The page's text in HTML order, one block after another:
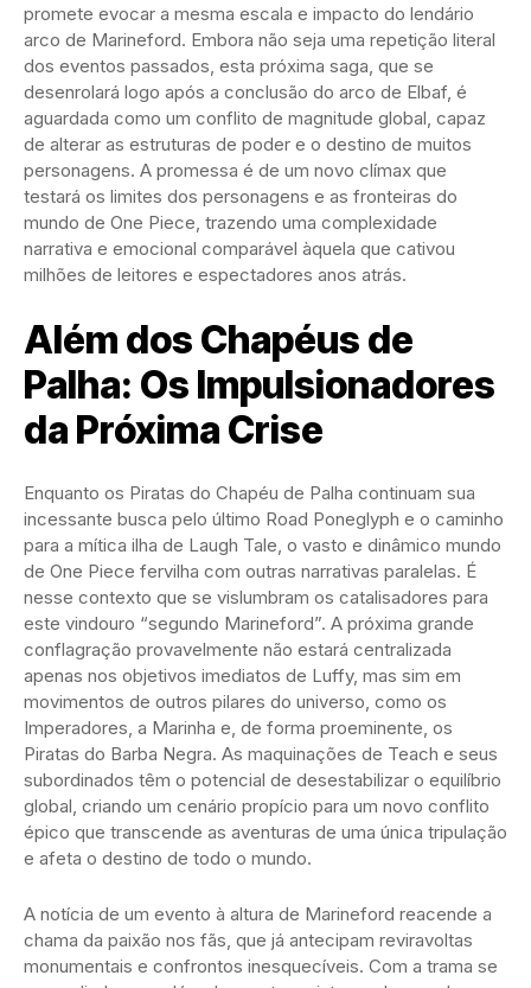
promete evocar a mesma escala e impacto do lendário
arco de Marineford. Embora não seja uma repetição literal
dos eventos passados, esta próxima saga, que se
desenrolará logo após a conclusão do arco de Elbaf, é
aguardada como um conflito de magnitude global, capaz
de alterar as estruturas de poder e o destino de muitos
personagens. A promessa é de um novo clímax que
testará os limites dos personagens e as fronteiras do
mundo de One Piece, trazendo uma complexidade
narrativa e emocional comparável àquela que cativou
milhões de leitores e espectadores anos atrás.
Além dos Chapéus de
Palha: Os Impulsionadores
da Próxima Crise
Enquanto os Piratas do Chapéu de Palha continuam sua
incessante busca pelo último Road Poneglyph e o caminho
para a mítica ilha de Laugh Tale, o vasto e dinâmico mundo
de One Piece fervilha com outras narrativas paralelas. É
nesse contexto que se vislumbram os catalisadores para
este vindouro “segundo Marineford”. A próxima grande
conflagração provavelmente não estará centralizada
apenas nos objetivos imediatos de Luffy, mas sim em
movimentos de outros pilares do universo, como os
Imperadores, a Marinha e, de forma proeminente, os
Piratas do Barba Negra. As maquinações de Teach e seus
subordinados têm o potencial de desestabilizar o equilíbrio
global, criando um cenário propício para um novo conflito
épico que transcende as aventuras de uma única tripulação
e afeta o destino de todo o mundo.
A notícia de um evento à altura de Marineford reacende a
chama da paixão nos fãs, que já antecipam reviravoltas
monumentais e confrontos inesquecíveis. Com a trama se